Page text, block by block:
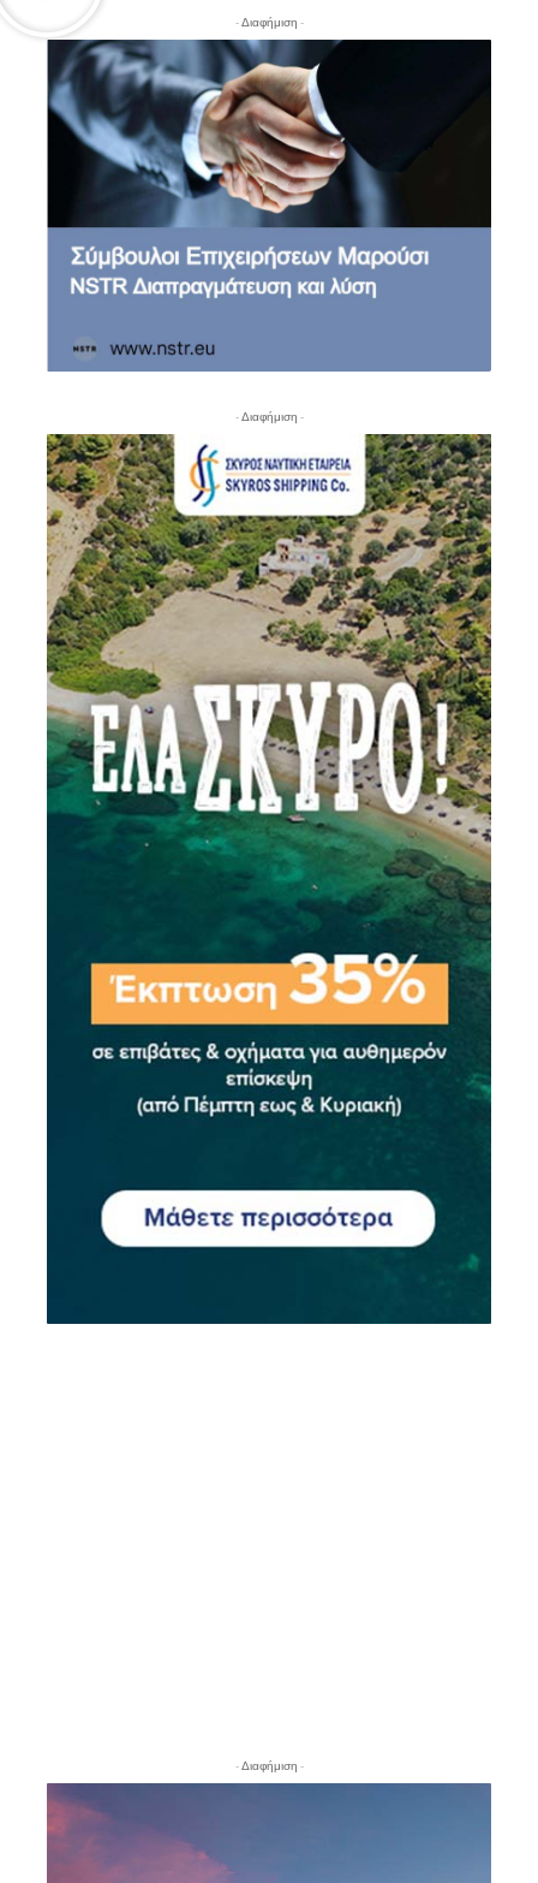
- Διαφήμιση -
- Διαφήμιση -
- Διαφήμιση -